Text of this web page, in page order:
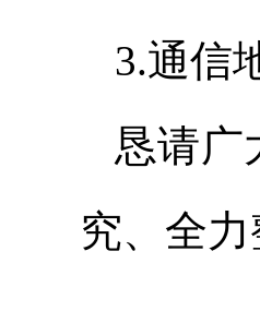
3.通信
恳请广
究、全